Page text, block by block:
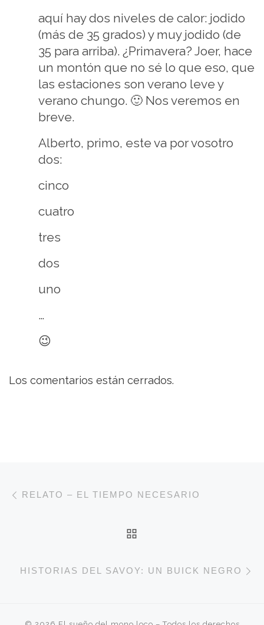
aquí hay dos niveles de calor: jodido
(más de 35 grados) y muy jodido (de
35 para arriba). ¿Primavera? Joer, hace
un montón que no sé lo que eso, que
las estaciones son verano leve y
verano chungo. 🙂 Nos veremos en
breve.
Alberto, primo, este va por vosotro
dos:
cinco
cuatro
tres
dos
uno
…
😉
Los comentarios están cerrados.
Navegación de entradas
RELATO – EL TIEMPO NECESARIO
HISTORIAS DEL SAVOY: UN BUICK NEGRO